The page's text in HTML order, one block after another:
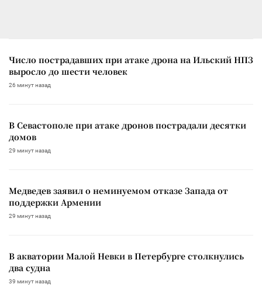
Число пострадавших при атаке дрона на Ильский НПЗ
выросло до шести человек
26 минут назад
В Севастополе при атаке дронов пострадали десятки
домов
29 минут назад
Медведев заявил о неминуемом отказе Запада от
поддержки Армении
29 минут назад
В акватории Малой Невки в Петербурге столкнулись
два судна
39 минут назад